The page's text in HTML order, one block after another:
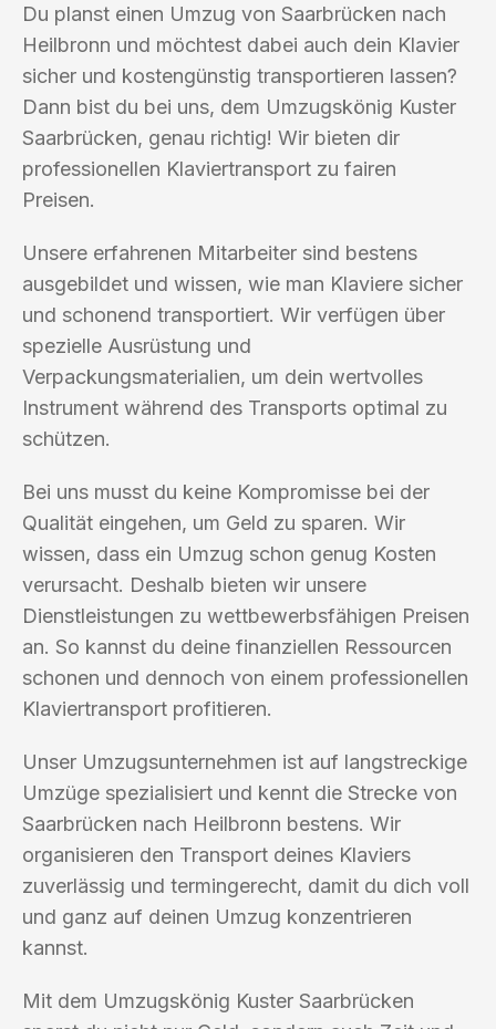
Du planst einen Umzug von Saarbrücken nach
Heilbronn und möchtest dabei auch dein Klavier
sicher und kostengünstig transportieren lassen?
Dann bist du bei uns, dem Umzugskönig Kuster
Saarbrücken, genau richtig! Wir bieten dir
professionellen Klaviertransport zu fairen
Preisen.
Unsere erfahrenen Mitarbeiter sind bestens
ausgebildet und wissen, wie man Klaviere sicher
und schonend transportiert. Wir verfügen über
spezielle Ausrüstung und
Verpackungsmaterialien, um dein wertvolles
Instrument während des Transports optimal zu
schützen.
Bei uns musst du keine Kompromisse bei der
Qualität eingehen, um Geld zu sparen. Wir
wissen, dass ein Umzug schon genug Kosten
verursacht. Deshalb bieten wir unsere
Dienstleistungen zu wettbewerbsfähigen Preisen
an. So kannst du deine finanziellen Ressourcen
schonen und dennoch von einem professionellen
Klaviertransport profitieren.
Unser Umzugsunternehmen ist auf langstreckige
Umzüge spezialisiert und kennt die Strecke von
Saarbrücken nach Heilbronn bestens. Wir
organisieren den Transport deines Klaviers
zuverlässig und termingerecht, damit du dich voll
und ganz auf deinen Umzug konzentrieren
kannst.
Mit dem Umzugskönig Kuster Saarbrücken